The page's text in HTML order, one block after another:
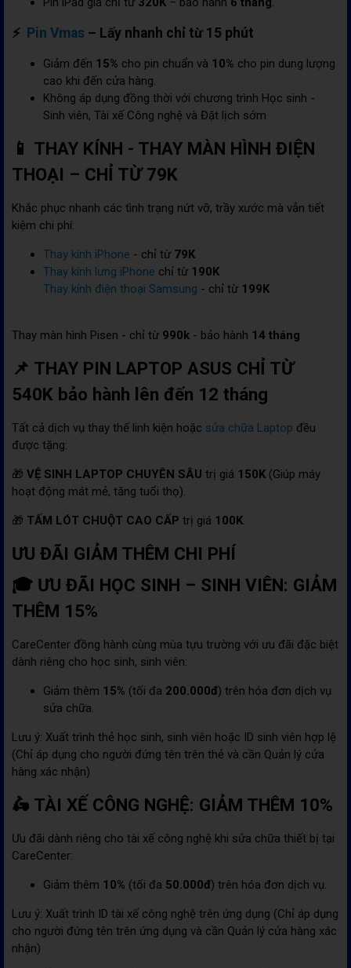
⚡ Pin Vmas – Lấy nhanh chỉ từ 15 phút
Giảm đến 15% cho pin chuẩn và 10% cho pin dung lượng
cao khi đến cửa hàng.
Không áp dụng đồng thời với chương trình Học sinh -
Sinh viên, Tài xế Công nghệ và Đặt lịch sớm
📱 THAY KÍNH - THAY MÀN HÌNH ĐIỆN
THOẠI – CHỈ TỪ 79K
Khắc phục nhanh các tình trạng nứt vỡ, trầy xước mà vẫn tiết
kiệm chi phí:
Thay kính iPhone - chỉ từ 79K
Thay kính lưng iPhone chỉ từ 190K
Thay kính điện thoại Samsung - chỉ từ 199K
Thay màn hình Pisen - chỉ từ 990k - bảo hành 14 tháng
📌 THAY PIN LAPTOP ASUS CHỈ TỪ
540K bảo hành lên đến 12 tháng
Tất cả dịch vụ thay thế linh kiện hoặc sửa chữa Laptop đều
được tặng:
🎁 VỆ SINH LAPTOP CHUYÊN SÂU trị giá 150K (Giúp máy
hoạt động mát mẻ, tăng tuổi thọ).
🎁 TẤM LÓT CHUỘT CAO CẤP trị giá 100K.
ƯU ĐÃI GIẢM THÊM CHI PHÍ
🎓 ƯU ĐÃI HỌC SINH – SINH VIÊN: GIẢM
THÊM 15%
CareCenter đồng hành cùng mùa tựu trường với ưu đãi đặc biệt
dành riêng cho học sinh, sinh viên:
Giảm thêm 15% (tối đa 200.000đ) trên hóa đơn dịch vụ
sửa chữa.
Lưu ý: Xuất trình thẻ học sinh, sinh viên hoặc ID sinh viên hợp lệ
(Chỉ áp dụng cho người đứng tên trên thẻ và cần Quản lý cửa
hàng xác nhận)
🛵 TÀI XẾ CÔNG NGHỆ: GIẢM THÊM 10%
Ưu đãi dành riêng cho tài xế công nghệ khi sửa chữa thiết bị tại
CareCenter:
Giảm thêm 10% (tối đa 50.000đ) trên hóa đơn dịch vụ.
Lưu ý: Xuất trình ID tài xế công nghệ trên ứng dụng (Chỉ áp dụng
cho người đứng tên trên ứng dụng và cần Quản lý cửa hàng xác
nhận)